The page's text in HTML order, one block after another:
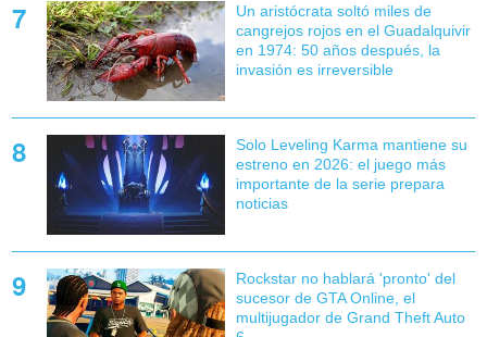
Un aristócrata soltó miles de
cangrejos rojos en el Guadalquivir
en 1974: 50 años después, la
invasión es irreversible
Solo Leveling Karma mantiene su
estreno en 2026: el juego más
importante de la serie prepara
noticias
Rockstar no hablará 'pronto' del
sucesor de GTA Online, el
multijugador de Grand Theft Auto